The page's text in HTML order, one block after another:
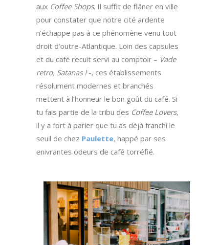
aux Coffee Shops. Il suffit de flâner en ville
pour constater que notre cité ardente
n’échappe pas à ce phénomène venu tout
droit d’outre-Atlantique. Loin des capsules
et du café recuit servi au comptoir – Vade
retro, Satanas !-, ces établissements
résolument modernes et branchés
mettent à l’honneur le bon goût du café. Si
tu fais partie de la tribu des Coffee Lovers,
il y a fort à parier que tu as déjà franchi le
seuil de chez Paulette, happé par ses
enivrantes odeurs de café torréfié.